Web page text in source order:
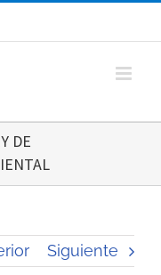
DE
Siguiente